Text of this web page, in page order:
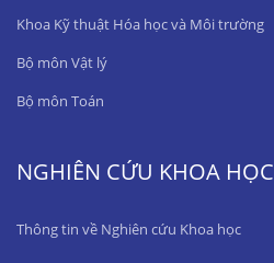
Khoa Kỹ thuật Hóa học và Môi trường
Bộ môn Vật lý
Bộ môn Toán
NGHIÊN CỨU KHOA HỌC
Thông tin về Nghiên cứu Khoa học